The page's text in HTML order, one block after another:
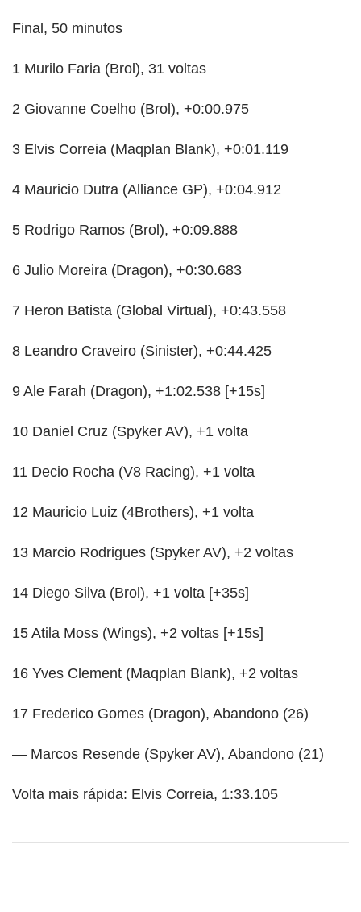
Final, 50 minutos
1 Murilo Faria (Brol), 31 voltas
2 Giovanne Coelho (Brol), +0:00.975
3 Elvis Correia (Maqplan Blank), +0:01.119
4 Mauricio Dutra (Alliance GP), +0:04.912
5 Rodrigo Ramos (Brol), +0:09.888
6 Julio Moreira (Dragon), +0:30.683
7 Heron Batista (Global Virtual), +0:43.558
8 Leandro Craveiro (Sinister), +0:44.425
9 Ale Farah (Dragon), +1:02.538 [+15s]
10 Daniel Cruz (Spyker AV), +1 volta
11 Decio Rocha (V8 Racing), +1 volta
12 Mauricio Luiz (4Brothers), +1 volta
13 Marcio Rodrigues (Spyker AV), +2 voltas
14 Diego Silva (Brol), +1 volta [+35s]
15 Atila Moss (Wings), +2 voltas [+15s]
16 Yves Clement (Maqplan Blank), +2 voltas
17 Frederico Gomes (Dragon), Abandono (26)
— Marcos Resende (Spyker AV), Abandono (21)
Volta mais rápida: Elvis Correia, 1:33.105